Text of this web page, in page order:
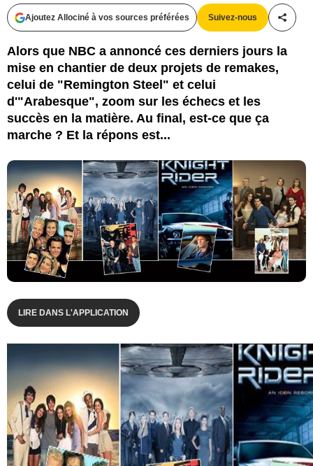
Ajoutez Allociné à vos sources préférées Suivez-nous
Alors que NBC a annoncé ces derniers jours la
mise en chantier de deux projets de remakes,
celui de "Remington Steel" et celui
d'"Arabesque", zoom sur les échecs et les
succès en la matière. Au final, est-ce que ça
marche ? Et la répons est...
LIRE DANS L'APPLICATION